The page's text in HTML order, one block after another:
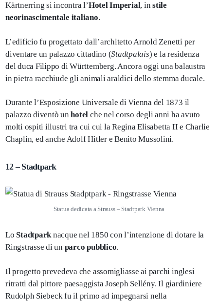
Kärtnerring si incontra l’Hotel Imperial, instile
neorinascimentale italiano.
L’edificio fu progettato dall’architetto Arnold Zenetti per
diventare un palazzo cittadino (Stadtpalais) e la residenza
del duca Filippo di Württemberg. Ancora oggi una balaustra
in pietra racchiude gli animali araldici dello stemma ducale.
Durante l’Esposizione Universale di Vienna del 1873 il
palazzo diventò un hotelche nel corso degli anni ha avuto
molti ospiti illustri tra cui cui la Regina Elisabetta II e Charlie
Chaplin, ed anche Adolf Hitler e Benito Mussolini.
12 – Stadtpark
Statua dedicata a Strauss – Stadtpark Vienna
Lo Stadtparknacque nel 1850 con l’intenzione di dotare la
Ringstrasse di un parco pubblico.
Il progetto prevedeva che assomigliasse ai parchi inglesi
ritratti dal pittore paesaggista Joseph Sellény. Il giardiniere
Rudolph Siebeck fu il primo ad impegnarsi nella